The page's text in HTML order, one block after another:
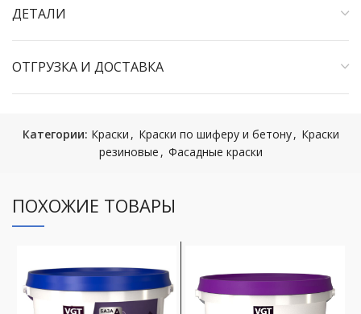
ДЕТАЛИ
ОТГРУЗКА И ДОСТАВКА
Категории: Краски , Краски по шиферу и бетону, Краски
резиновые , Фасадные краски
ПОХОЖИЕ ТОВАРЫ